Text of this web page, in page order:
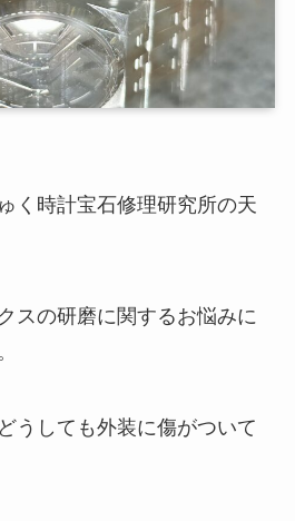
く時計宝石修理研究所の天
スの研磨に関するお悩みに
うしても外装に傷がついて